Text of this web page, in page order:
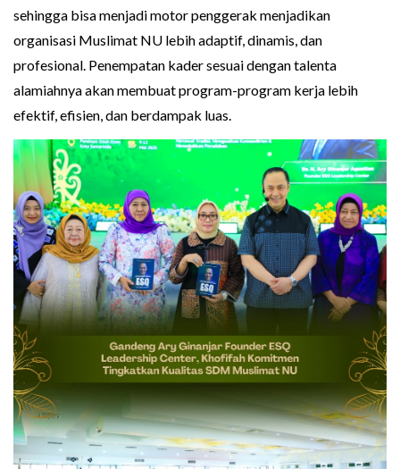
sehingga bisa menjadi motor penggerak menjadikan
organisasi Muslimat NU lebih adaptif, dinamis, dan
profesional. Penempatan kader sesuai dengan talenta
alamiahnya akan membuat program-program kerja lebih
efektif, efisien, dan berdampak luas.